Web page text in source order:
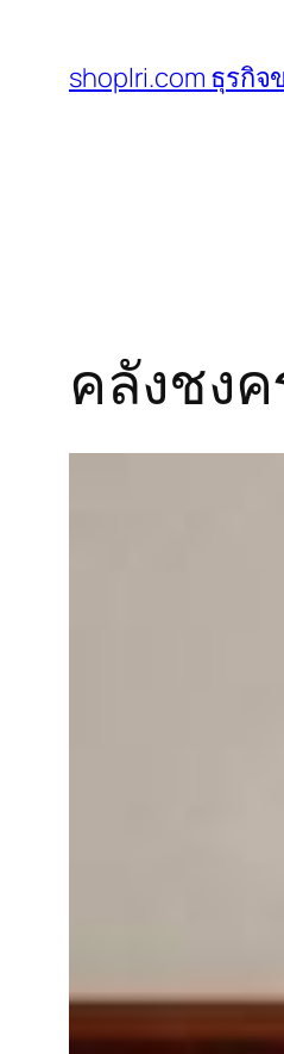
shoplri.com ธุรกิ
คลังชง